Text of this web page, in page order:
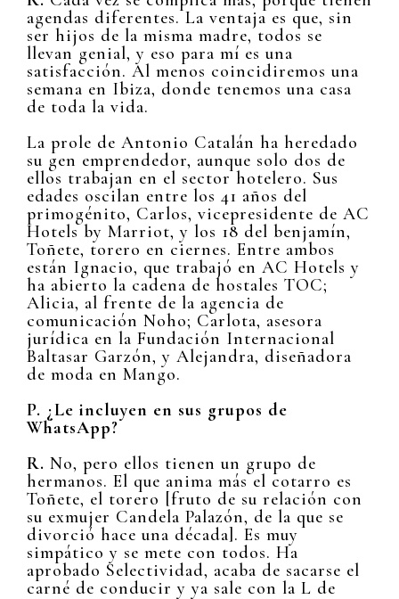
agendas diferentes. La ventaja es que, sin
ser hijos de la misma madre, todos se
llevan genial, y eso para mí es una
satisfacción. Al menos coincidiremos una
semana en Ibiza, donde tenemos una casa
de toda la vida.
La prole de Antonio Catalán ha heredado
su gen emprendedor, aunque solo dos de
ellos trabajan en el sector hotelero. Sus
edades oscilan entre los 41 años del
primogénito, Carlos, vicepresidente de AC
Hotels by Marriot, y los 18 del benjamín,
Toñete, torero en ciernes. Entre ambos
están Ignacio, que trabajó en AC Hotels y
ha abierto la cadena de hostales TOC;
Alicia, al frente de la agencia de
comunicación Noho; Carlota, asesora
jurídica en la Fundación Internacional
Baltasar Garzón, y Alejandra, diseñadora
de moda en Mango.
P. ¿Le incluyen en sus grupos de
WhatsApp?
R. No, pero ellos tienen un grupo de
hermanos. El que anima más el cotarro es
Toñete, el torero [fruto de su relación con
su exmujer Candela Palazón, de la que se
divorció hace una década]. Es muy
simpático y se mete con todos. Ha
aprobado Selectividad, acaba de sacarse el
carné de conducir y ya sale con la L de